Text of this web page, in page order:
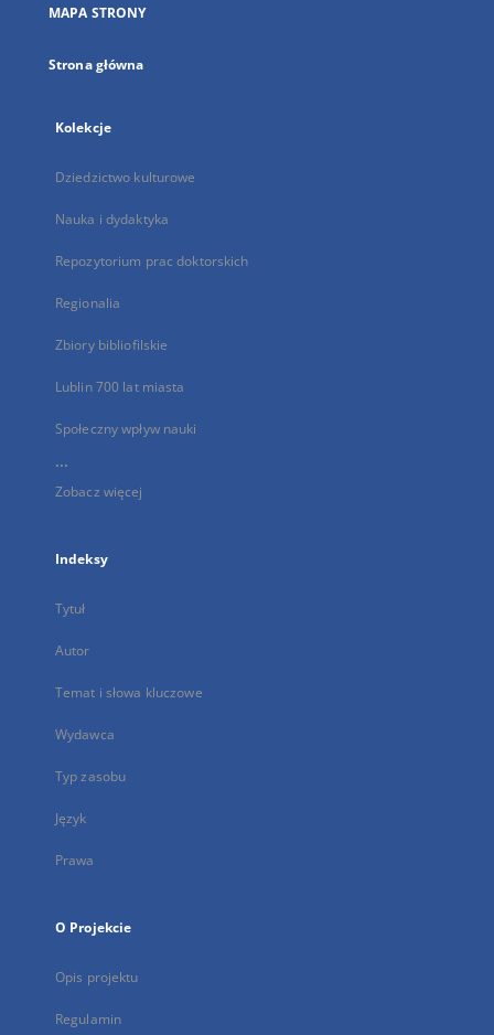
karcie
MAPA STRONY
Strona główna
Kolekcje
Dziedzictwo kulturowe
Nauka i dydaktyka
Repozytorium prac doktorskich
Regionalia
Zbiory bibliofilskie
Lublin 700 lat miasta
Społeczny wpływ nauki
...
Zobacz więcej
Indeksy
Tytuł
Autor
Temat i słowa kluczowe
Wydawca
Typ zasobu
Język
Prawa
O Projekcie
Opis projektu
Regulamin